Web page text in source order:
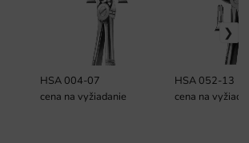
HSA 004-07
cena na vyžiadanie
HSA 052-13
cena na